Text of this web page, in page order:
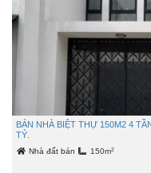
BÁN NHÀ BIỆT THỰ 150M2 4
TỶ.
Nhà đất bán 150m2